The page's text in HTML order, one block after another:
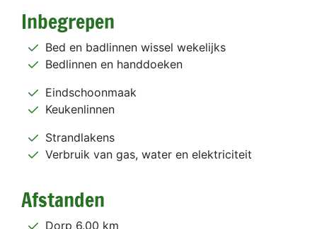
Inbegrepen
Bed en badlinnen wissel wekelijks
Bedlinnen en handdoeken
Eindschoonmaak
Keukenlinnen
Strandlakens
Verbruik van gas, water en elektriciteit
Afstanden
Dorp 6.00 km